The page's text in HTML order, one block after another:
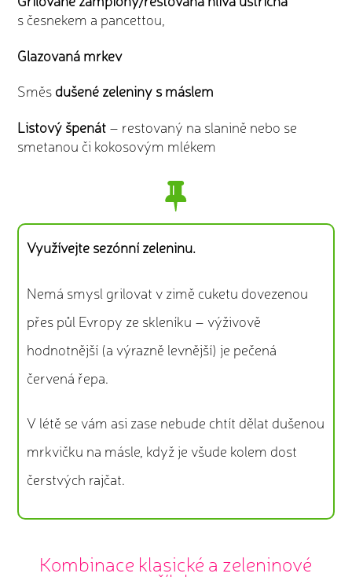
s česnekem a pancettou,
Glazovaná mrkev
Směs dušené zeleniny s máslem
Listový špenát – restovaný na slanině nebo se
smetanou či kokosovým mlékem
Využívejte sezónní zeleninu.
Nemá smysl grilovat v zimě cuketu dovezenou
přes půl Evropy ze skleníku – výživově
hodnotnější (a výrazně levnější) je pečená
červená řepa.
V létě se vám asi zase nebude chtít dělat dušenou
mrkvičku na másle, když je všude kolem dost
čerstvých rajčat.
Kombinace klasické a zeleninové